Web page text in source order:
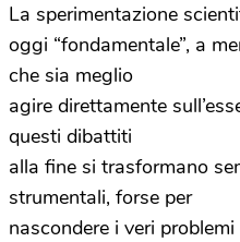
La sperimentazione
oggi “fondamentale”, a
che sia meglio
agire direttamente
questi dibattiti
alla fine si trasformano
strumentali, forse per
nascondere i veri